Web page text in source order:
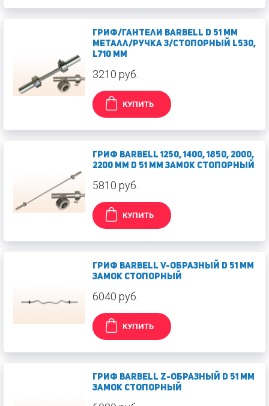
Гриф/гантели Barbell d 51 мм
металл/ручка з/стопорный L530,
L710 мм
3210 руб.
КУПИТЬ
Гриф Barbell 1250, 1400, 1850, 2000,
2200 мм d 51 мм замок стопорный
5810 руб.
КУПИТЬ
Гриф Barbell V-образный d 51 мм
замок стопорный
6040 руб.
КУПИТЬ
Гриф Barbell Z-образный d 51 мм
замок стопорный